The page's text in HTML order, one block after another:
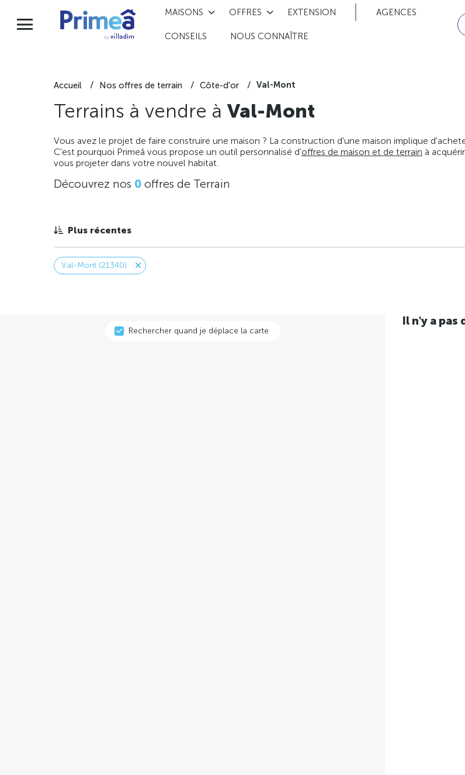
MAISONS OFFRES EXTENSION AGENCES
CONSEILS NOUS CONNAÎTRE
Accueil Nos offres de terrain Côte-d'or Val-Mont
Terrains à vendre à Val-Mont
Vous avez le projet de faire construire une maison ? La construction d'une maison implique
C'est pourquoi Primeâ vous propose un outil personnalisé d'offres de maison et de terrain à
vous projeter dans votre nouvel habitat.
Découvrez nos 0 offres de Terrain
Plus récentes
Val-Mont (21340)
Rechercher quand je déplace la carte
Il n'y a